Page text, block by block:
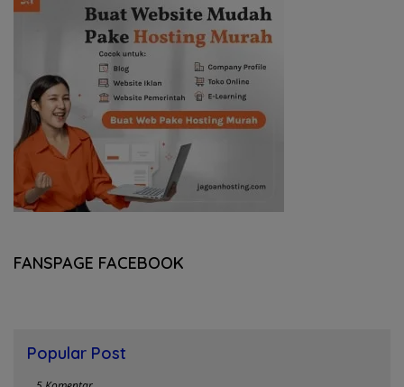
FANSPAGE FACEBOOK
Popular Post